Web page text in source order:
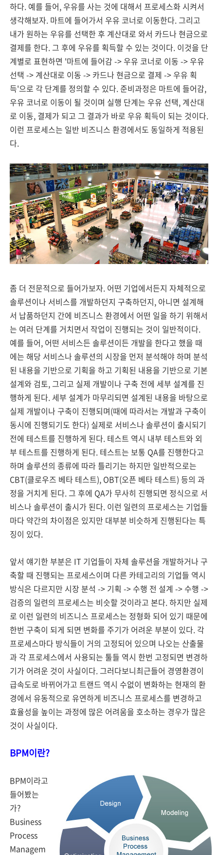
하다. 예를 들어, 우유를 사는 것에 대해서 프로세스화 시켜서
생각해보자. 마트에 들어가서 우유 코너로 이동한다. 그리고
내가 원하는 우유를 선택한 후 계산대로 와서 카드나 현금으로
결제를 한다. 그 후에 우유를 획득할 수 있는 것이다. 이것을 단
계별로 표현하면 '마트에 들어감 -> 우유 코너로 이동 -> 우유
선택 -> 계산대로 이동 -> 카드나 현금으로 결제 -> 우유 획
득'으로 각 단계를 정의할 수 있다. 준비과정은 마트에 들어감,
우유 코너로 이동이 될 것이며 실행 단계는 우유 선택, 계산대
로 이동, 결제가 되고 그 결과가 바로 우유 획득이 되는 것이다.
이런 프로세스는 일반 비즈니스 환경에서도 동일하게 적용된
다.
좀 더 전문적으로 들어가보자. 어떤 기업에서든지 자체적으로
솔루션이나 서비스를 개발하던지 구축하던지, 아니면 설계해
서 납품하던지 간에 비즈니스 환경에서 어떤 일을 하기 위해서
는 여러 단계를 거치면서 작업이 진행되는 것이 일반적이다.
예를 들어, 어떤 서비스든 솔루션이든 개발을 한다고 했을 때
에는 해당 서비스나 솔루션의 시장을 먼저 분석해야 하며 분석
된 내용을 기반으로 기획을 하고 기획된 내용을 기반으로 기본
설계와 검토, 그리고 실제 개발이나 구축 전에 세부 설계를 진
행하게 된다. 세부 설계가 마무리되면 설계된 내용을 바탕으로
실제 개발이나 구축이 진행되며(때에 따라서는 개발과 구축이
동시에 진행되기도 한다) 실제로 서비스나 솔루션이 출시되기
전에 테스트를 진행하게 된다. 테스트 역시 내부 테스트와 외
부 테스트를 진행하게 된다. 테스트는 보통 QA를 진행한다고
하며 솔루션의 종류에 따라 틀리기는 하지만 일반적으로는
CBT(클로우즈 베타 테스트), OBT(오픈 베타 테스트) 등의 과
정을 거치게 된다. 그 후에 QA가 무사히 진행되면 정식으로 서
비스나 솔루션이 출시가 된다. 이런 일련의 프로세스는 기업들
마다 약간의 차이점은 있지만 대부분 비슷하게 진행된다는 특
징이 있다.
앞서 얘기한 부분은 IT 기업들이 자체 솔루션을 개발하거나 구
축할 때 진행되는 프로세스이며 다른 카테고리의 기업들 역시
방식은 다르지만 시장 분석 -> 기획 -> 수행 전 설계 -> 수행 ->
검증의 일련의 프로세스는 비슷할 것이라고 본다. 하지만 실제
로 이런 일련의 비즈니스 프로세스는 정형화 되어 있기 때문에
한번 구축이 되게 되면 변화를 주기가 어려운 부분이 있다. 각
프로세스마다 방식들이 거의 고정되어 있으며 나오는 산출물
과 각 프로세스에서 사용되는 툴들 역시 한번 고정되면 변경하
기가 어려운 것이 사실이다. 그러다보니최근들어 경영환경이
급속도로 바뀌어가고 트랜드 역시 수없이 변화하는 현재의 환
경에서 유동적으로 유연하게 비즈니스 프로세스를 변경하고
효율성을 높이는 과정에 많은 어려움을 호소하는 경우가 많은
것이 사실이다.
BPM이란?
BPM이라고
들어봤는
가?
Business
Process
Managem